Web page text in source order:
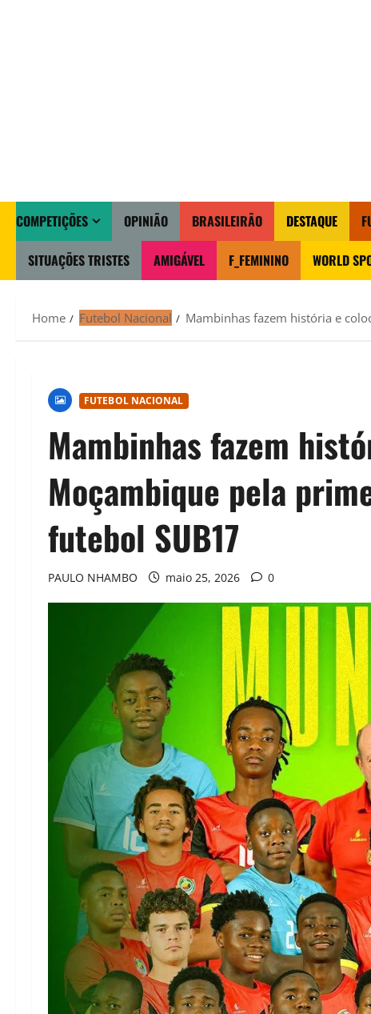
COMPETIÇÕES OPINIÃO BRASILEIRÃO DESTAQUE
SITUAÇÕES TRISTES AMIGÁVEL F_FEMININO WORLD
Home Futebol Nacional Mambinhas fazem história e
FUTEBOL NACIONAL
Mambinhas fazem
Moçambique pela
futebol SUB17
PAULO NHAMBO maio 25, 2026 0